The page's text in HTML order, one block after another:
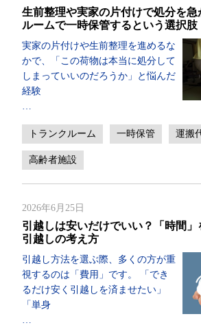
生前整理や実家の片付けで処分を急
ルームで一時保管するという選択肢
実家の片付けや生前整理を進めるな
かで、「この荷物は本当に処分して
しまっていいのだろうか」と悩んだ
経験
トランクルーム 一時保管 運搬
高齢者施設
2026年6月25日
引越しは安いだけでいい？「時間
引越しの考え方
引越し方法を選ぶ際、多くの方が重
視するのは「費用」です。 「でき
るだけ安く引越しを済ませたい」
「単身